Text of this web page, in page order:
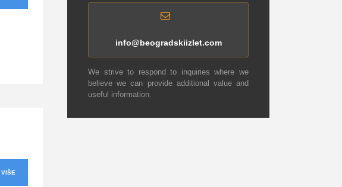
info@beogradskiizlet.com
We strive to respond to inquiries where we
believe we can provide additional value and
useful information.